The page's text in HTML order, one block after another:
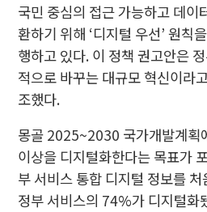
국민 중심의 접근 가능하고 데이
환하기 위해 ‘디지털 우선’ 원칙
행하고 있다. 이 정책 권고안은
적으로 바꾸는 대규모 혁신이라
조했다.
몽골 2025~2030 국가개발계획
이상을 디지털화한다는 목표가
부 서비스 통합 디지털 정보를
정부 서비스의 74%가 디지털화